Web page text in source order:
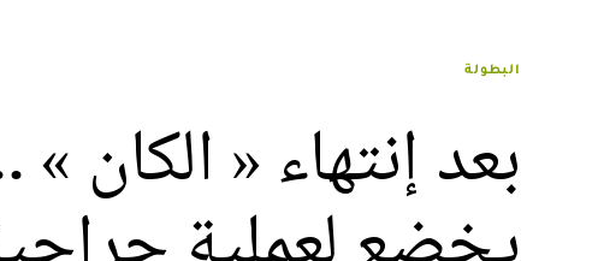
البطولة
بعد إنتهاء «
يخضع لعملية